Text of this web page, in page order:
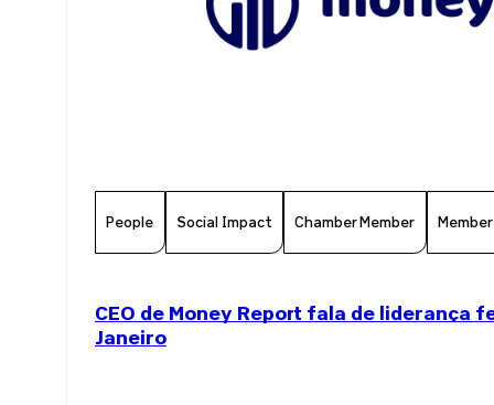
People Social Impact Chamber Member
CEO de Money Report fala de liderança
Janeiro